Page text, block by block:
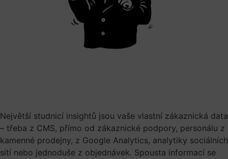
Největší studnicí insightů jsou vaše vlastní zákaznická data
– třeba z CMS, přímo od zákaznické podpory, personálu z
kamenné prodejny, z Google Analytics, analytiky sociálních
sítí nebo jednoduše z objednávek. Spousta informací se